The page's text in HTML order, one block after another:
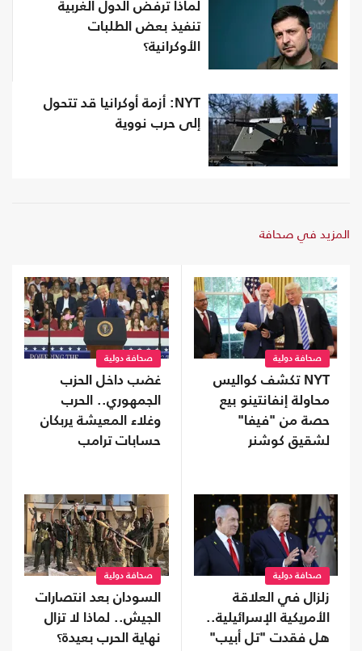
لماذا ترفض الدول الغربية
تنفيذ بعض الطلبات
الأوكرانية؟
NYT: أزمة أوكرانيا قد تتحول
إلى حرب نووية
المزيد في صحافة
صحافة دولية
NYT تكشف كواليس
محاولة إنفانتينو بيع
حصة من "فيفا"
لشقيق كوشنر
صحافة دولية
غضب داخل الحزب
الجمهوري.. الحرب
وغلاء المعيشة يربكان
حسابات ترامب
صحافة دولية
زلزال في العلاقة
الأمريكية الإسرائيلية..
هل فقدت "تل أبيب"
صحافة دولية
السودان بعد انتصارات
الجيش.. لماذا لا تزال
نهاية الحرب بعيدة؟